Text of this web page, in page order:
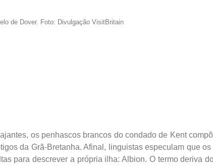
de Dover. Foto: Divulgação VisitBritain
os penhascos brancos do condado de Kent
da Grã-Bretanha. Afinal, linguistas especulam que
para descrever a própria ilha: Albion. O termo deriva